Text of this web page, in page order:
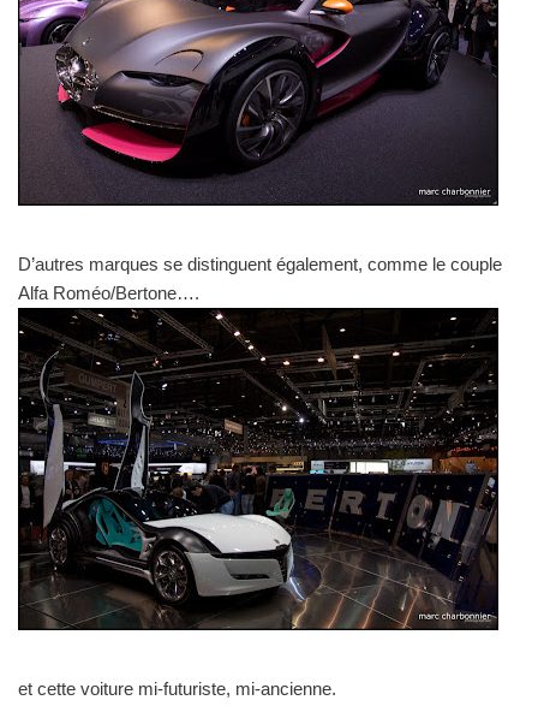
D’autres marques se distinguent également, comme le couple
Alfa Roméo/Bertone….
et cette voiture mi-futuriste, mi-ancienne.